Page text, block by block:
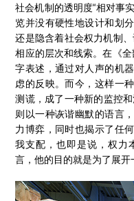
社会机制的透明度“相对事
览并没有硬性地设计和划
还是隐含着社会权力机制
相应的层次和线索。在《全
字表述，通过对人声的机
虑的反映。而今，这样一
测谎，成了一种新的监控
则以一种诙谐幽默的语言
力博弈，同时也揭示了任
我支配，也即是说，权
言，他的目的就是为了展开